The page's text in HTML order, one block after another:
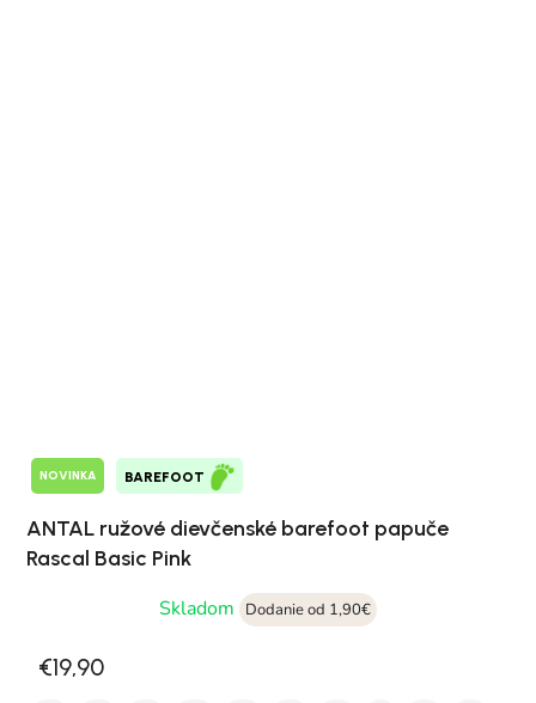
NOVINKA BAREFOOT
ANTAL ružové dievčenské barefoot papuče
Rascal Basic Pink
Skladom
Dodanie od 1,90€
€19,90